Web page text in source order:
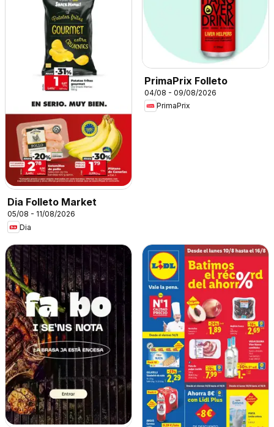
Dia Folleto Market
05/08 - 11/08/2026
Dia
PrimaPrix Folleto
04/08 - 09/08/2026
PrimaPrix